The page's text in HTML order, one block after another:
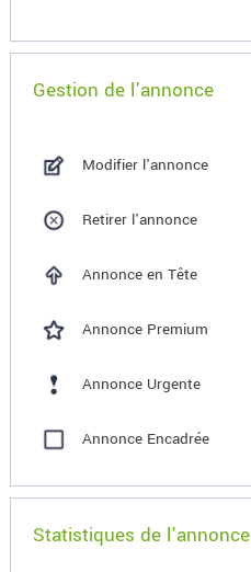
Gestion de l'annonce
Modifier l'annonce
Retirer l'annonce
Annonce en Tête
Annonce Premium
Annonce Urgente
Annonce Encadrée
Statistiques de l'annonce